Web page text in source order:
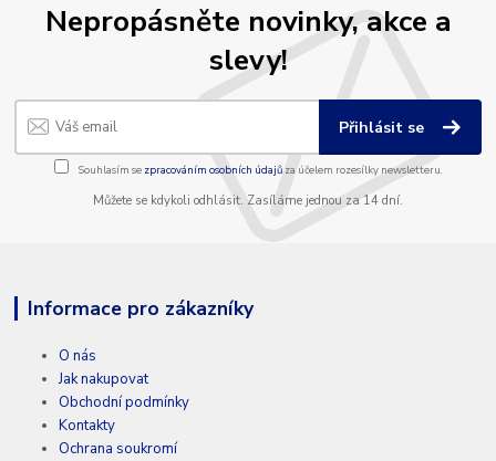
Nepropásněte novinky, akce a
slevy!
Přihlásit se
Souhlasím se zpracováním osobních údajůza účelem rozesílky newsletteru.
Můžete se kdykoli odhlásit. Zasíláme jednou za 14 dní.
Informace pro zákazníky
O nás
Jak nakupovat
Obchodní podmínky
Kontakty
Ochrana soukromí